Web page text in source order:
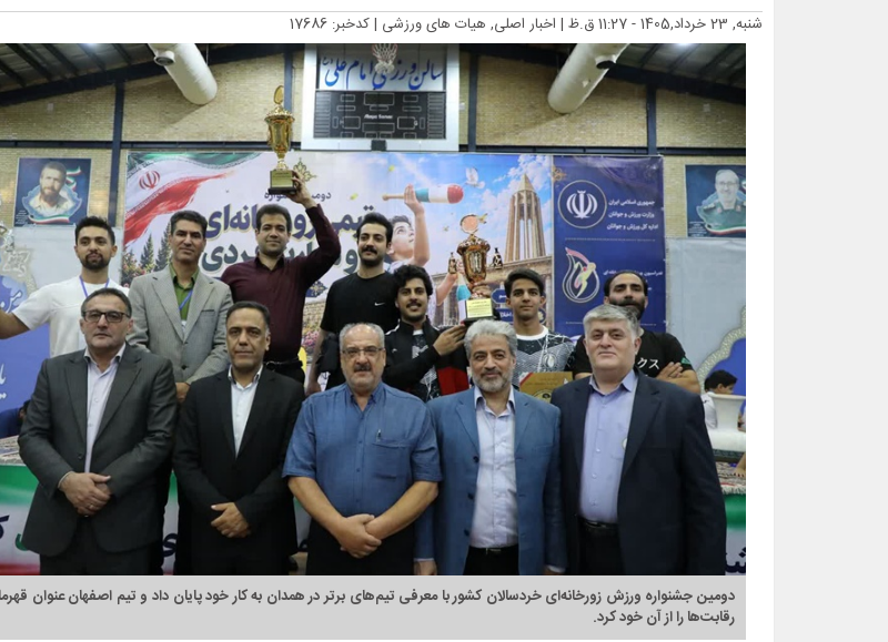
شنبه, 23 خرداد,1405 - 11:27 ق.ظ | اخبار اصلی, هیات های ورزشی | کدخبر: 17686
دومین جشنواره ورزش زورخانه‌ای خردسالان کشور با معرفی تیم‌های برتر در همدان به کار خود پایان داد و تیم اصفهان عنوان
رقابت‌ها را از آن خود کرد.